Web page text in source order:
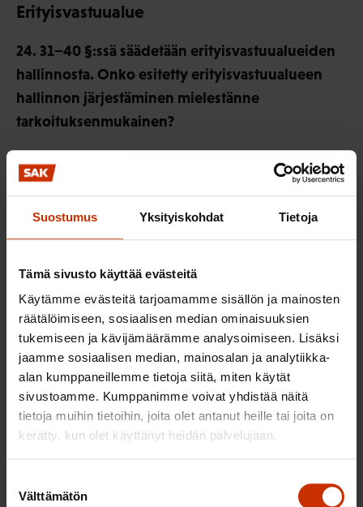
Suostumus Yksityiskohdat Tietoja
Tämä sivusto käyttää evästeitä
Käytämme evästeitä tarjoamamme sisällön ja mainosten
räätälöimiseen, sosiaalisen median ominaisuuksien
tukemiseen ja kävijämäärämme analysoimiseen. Lisäksi
jaamme sosiaalisen median, mainosalan ja analytiikka-
alan kumppaneillemme tietoja siitä, miten käytät
sivustoamme. Kumppanimme voivat yhdistää näitä
tietoja muihin tietoihin, joita olet antanut heille tai joita on
kerätty, kun olet käyttänyt heidän palvelujaan.
valinta
Välttämätön
Erityisvastuualue
24. 31−40 §:ssä säädetään erityisvastuualueiden
hallinnosta. Onko esitetty erityisvastuualueen
hallinnon järjestäminen mielestänne
tarkoituksenmukainen?
Kyllä
EiOlisi järkevää kytkeä ERVA-alueen tehtävät osaksi
yliopistollisen sairaalan sosiaali- ja
25. 34 §:ssä säädetään erityisvastuualueen
hallituksen kokoonpanosta. Onko hallituksen
kokoonpano tarkoituksenmukainen?
Kyllä
Ei
Ei ota kantaa
päätösvallasta. Onko hyväksyttävää, että